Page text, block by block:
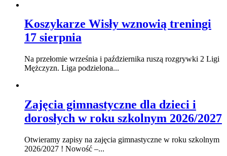
Koszykarze Wisły wznowią treningi
17 sierpnia
Na przełomie września i października ruszą rozgrywki 2 Ligi
Mężczyzn. Liga podzielona...
Zajęcia gimnastyczne dla dzieci i
dorosłych w roku szkolnym 2026/2027
Otwieramy zapisy na zajęcia gimnastyczne w roku szkolnym
2026/2027 ! Nowość –...